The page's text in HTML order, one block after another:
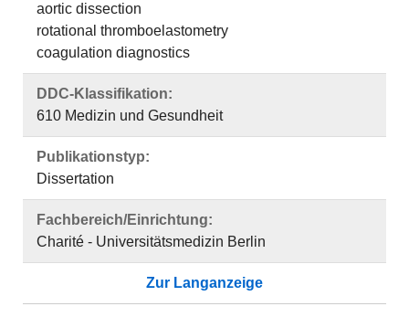
aortic dissection
rotational thromboelastometry
coagulation diagnostics
DDC-Klassifikation:
610 Medizin und Gesundheit
Publikationstyp:
Dissertation
Fachbereich/Einrichtung:
Charité - Universitätsmedizin Berlin
Zur Langanzeige